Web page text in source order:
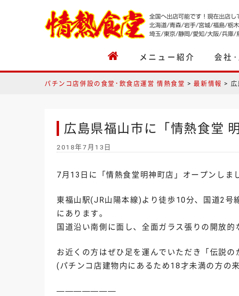
メニュー紹介 会社
パチンコ店併設の食堂･飲食店運営 情熱食堂 >最新情報 >
広島県福山市に「情熱食堂
2018年7月13日
7月13日に「情熱食堂明神町店」オープンしま
東福山駅(JR山陽本線)より徒歩10分、国道2号
にあります。
国道沿い南側に面し、全面ガラス張りの開放的
お近くの方はぜひ足を運んでいただき「伝説
(パチンコ店建物内にあるため18才未満の方の
———————